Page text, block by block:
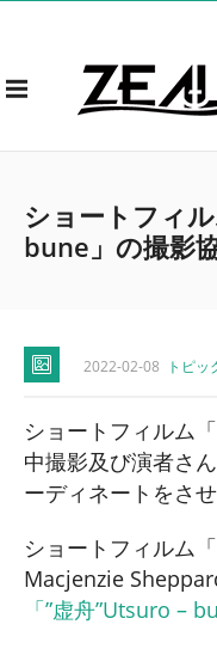
ショートフィ
bune」の撮影
2022-02-08 トピッ
ショートフィルム
中撮影及び演者さ
ーディネートをさ
ショートフィルム
Macjenzie
「”虚舟”Utsuro –